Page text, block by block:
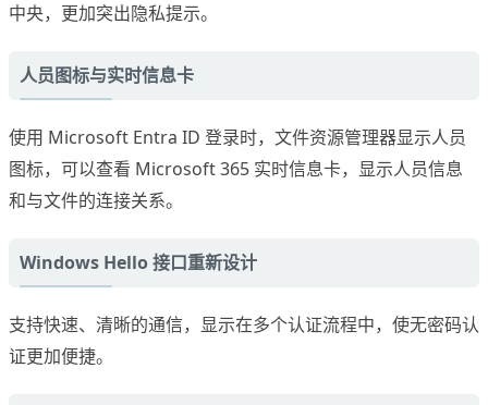
中央，更加突出隐私提示。
人员图标与实时信息卡
使用 Microsoft Entra ID 登录时，文件资源管理器显示人员
图标，可以查看 Microsoft 365 实时信息卡，显示人员信息
和与文件的连接关系。
Windows Hello 接口重新设计
支持快速、清晰的通信，显示在多个认证流程中，使无密码认
证更加便捷。